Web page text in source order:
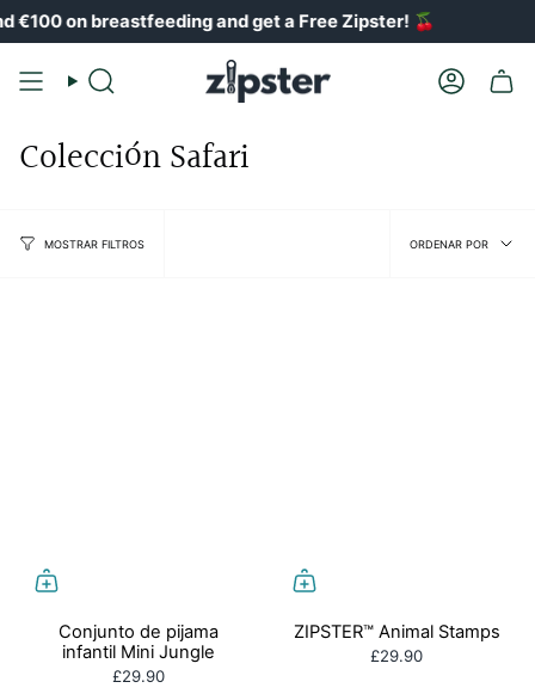
al
on breastfeeding and get a Free Zipster!🍒
Buscar
Cuenta
Colección Safari
MOSTRAR FILTROS ORDENAR POR
Conjunto de pijama
infantil Mini Jungle
£29.90
ZIPSTER™ Animal Stamps
£29.90